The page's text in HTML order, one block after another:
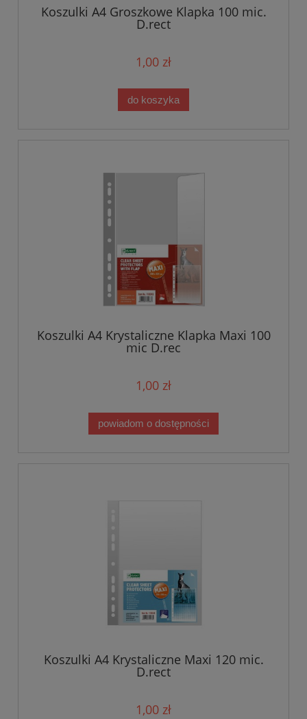
Koszulki A4 Groszkowe Klapka 100 mic.
D.rect
1,00 zł
do koszyka
Koszulki A4 Krystaliczne Klapka Maxi 100
mic D.rec
1,00 zł
powiadom o dostępności
Koszulki A4 Krystaliczne Maxi 120 mic.
D.rect
1,00 zł